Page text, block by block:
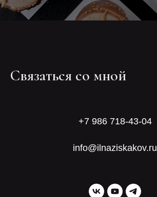
Связаться со мной
+7 986 718-43-04
info@ilnaziskakov.ru